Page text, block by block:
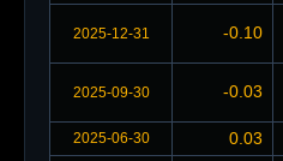
2025-12-31 -0.10
2025-09-30 -0.03
2025-06-30 0.03